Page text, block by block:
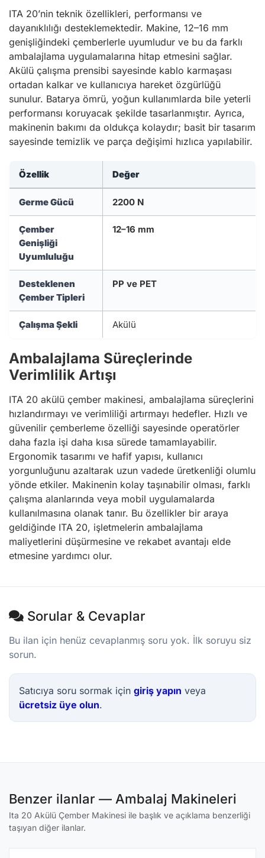
ITA 20’nin teknik özellikleri, performansı ve
dayanıklılığı desteklemektedir. Makine, 12–16 mm
genişliğindeki çemberlerle uyumludur ve bu da farklı
ambalajlama uygulamalarına hitap etmesini sağlar.
Akülü çalışma prensibi sayesinde kablo karmaşası
ortadan kalkar ve kullanıcıya hareket özgürlüğü
sunulur. Batarya ömrü, yoğun kullanımlarda bile yeterli
performansı koruyacak şekilde tasarlanmıştır. Ayrıca,
makinenin bakımı da oldukça kolaydır; basit bir tasarım
sayesinde temizlik ve parça değişimi hızlıca yapılabilir.
Özellik Değer
Germe Gücü 2200 N
Çember
Genişliği
Uyumluluğu
12–16 mm
Desteklenen
Çember Tipleri
PP ve PET
Çalışma Şekli Akülü
Ambalajlama Süreçlerinde
Verimlilik Artışı
ITA 20 akülü çember makinesi, ambalajlama süreçlerini
hızlandırmayı ve verimliliği artırmayı hedefler. Hızlı ve
güvenilir çemberleme özelliği sayesinde operatörler
daha fazla işi daha kısa sürede tamamlayabilir.
Ergonomik tasarımı ve hafif yapısı, kullanıcı
yorgunluğunu azaltarak uzun vadede üretkenliği olumlu
yönde etkiler. Makinenin kolay taşınabilir olması, farklı
çalışma alanlarında veya mobil uygulamalarda
kullanılmasına olanak tanır. Bu özellikler bir araya
geldiğinde ITA 20, işletmelerin ambalajlama
maliyetlerini düşürmesine ve rekabet avantajı elde
etmesine yardımcı olur.
Sorular & Cevaplar
Bu ilan için henüz cevaplanmış soru yok. İlk soruyu siz
sorun.
Satıcıya soru sormak için giriş yapın veya
ücretsiz üye olun.
Benzer ilanlar — Ambalaj Makineleri
Ita 20 Akülü Çember Makinesi ile başlık ve açıklama benzerliği
taşıyan diğer ilanlar.